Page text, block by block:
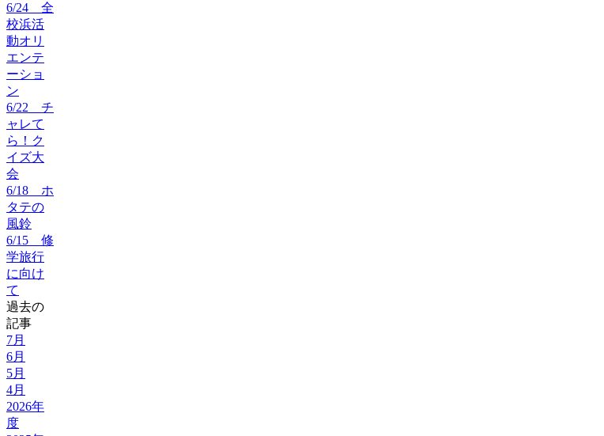
6/24 全
校浜活
動オリ
エンテ
ーショ
ン
6/22 チ
ャレて
ら！ク
イズ大
会
6/18 ホ
タテの
風鈴
6/15 修
学旅行
に向け
て
過去の
記事
7月
6月
5月
4月
2026年
度